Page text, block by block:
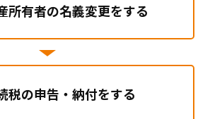
所有者の名義変更をする
税の申告・納付をする